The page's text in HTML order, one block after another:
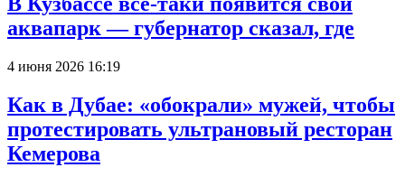
аквапарк — губернатор сказал, где
4 июня 2026 16:19
Как в Дубае: «обокрали» мужей, чтобы
протестировать ультрановый ресторан
Кемерова